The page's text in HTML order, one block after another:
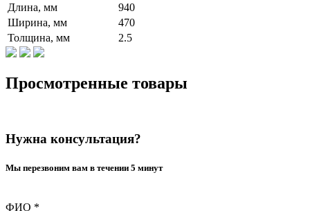
Длина, мм
940
Ширина, мм
470
Толщина, мм
2.5
Просмотренные товары
Нужна консультация?
Мы перезвоним вам в течении 5 минут
ФИО *